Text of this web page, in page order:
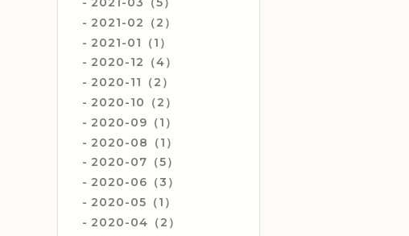
2021-02（2）
2021-01（1）
2020-12（4）
2020-11（2）
2020-10（2）
2020-09（1）
2020-08（1）
2020-07（5）
2020-06（3）
2020-05（1）
2020-04（2）